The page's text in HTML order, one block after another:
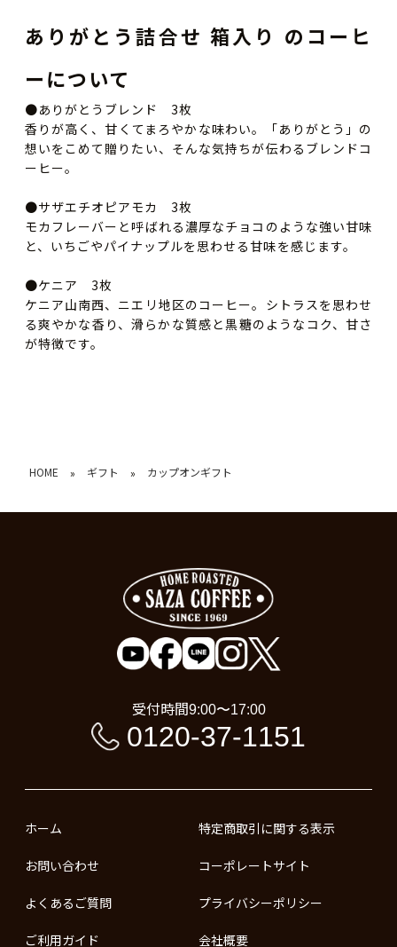
ありがとう詰合せ 箱入り のコーヒ
ーについて
●ありがとうブレンド 3枚
香りが高く、甘くてまろやかな味わい。「ありがとう」の
想いをこめて贈りたい、そんな気持ちが伝わるブレンドコ
ーヒー。
●サザエチオピアモカ 3枚
モカフレーバーと呼ばれる濃厚なチョコのような強い甘味
と、いちごやパイナップルを思わせる甘味を感じます。
●ケニア 3枚
ケニア山南西、ニエリ地区のコーヒー。シトラスを思わせ
る爽やかな香り、滑らかな質感と黒糖のようなコク、甘さ
が特徴です。
HOME » ギフト » カップオンギフト
受付時間9:00〜17:00
0120-37-1151
ホーム
お問い合わせ
よくあるご質問
ご利用ガイド
特定商取引に関する表示
コーポレートサイト
プライバシーポリシー
会社概要